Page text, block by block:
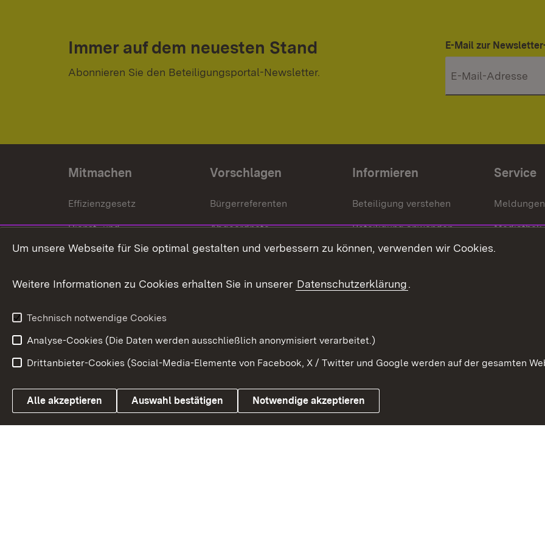
Immer auf dem neuesten Stand
Abonnieren Sie den Beteiligungsportal-Newsletter.
E-Mail zur
Mitmachen
Effizienzgesetz
Dienst- und
Versorgungsbezüge
Weitere
Vorschlagen
Bürgerreferenten
Abgeordnete
Bürgerbeauftragte
Informieren
Beteiligung verstehen
Beteiligung anwenden
Beteiligung stärken
Service
Meldungen
Mediathek
Link zum Landesportal
Impressum Kontakt
Um unsere Webseite für Sie optimal gestalten und verbessern zu können, verwenden wir Cookies.
Weitere Informationen zu Cookies erhalten Sie in unserer Datenschutzerklärung.
Technisch notwendige Cookies
Analyse-Cookies (Die Daten werden ausschließlich anonymisiert verarbeitet.)
Drittanbieter-Cookies (Social-Media-Elemente von Facebook, X / Twitter und Google werden auf der gesamten
Alle akzeptieren Auswahl bestätigen Notwendige akzeptieren